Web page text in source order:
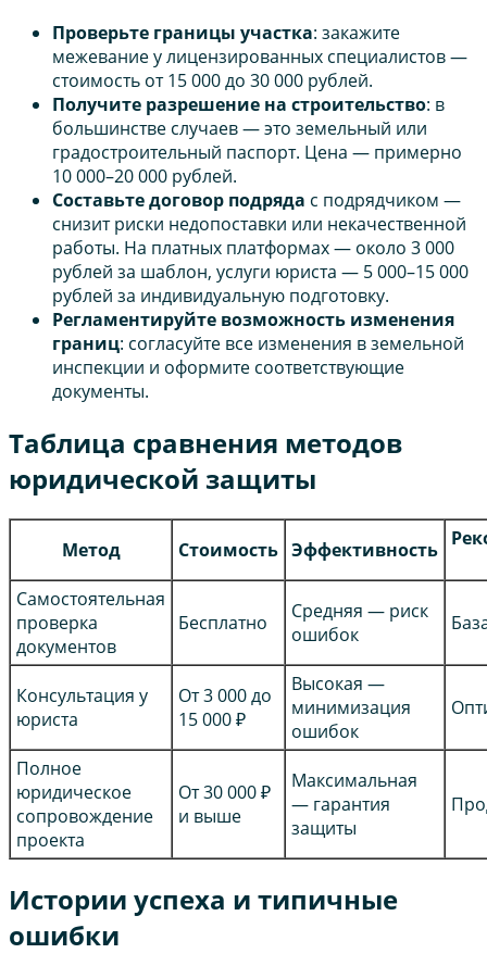
Проверьте границы участка: закажите
межевание у лицензированных специалистов —
стоимость от 15 000 до 30 000 рублей.
Получите разрешение на строительство: в
большинстве случаев — это земельный или
градостроительный паспорт. Цена — примерно
10 000–20 000 рублей.
Составьте договор подряда с подрядчиком —
снизит риски недопоставки или некачественной
работы. На платных платформах — около 3 000
рублей за шаблон, услуги юриста — 5 000–15 000
рублей за индивидуальную подготовку.
Регламентируйте возможность изменения
границ: согласуйте все изменения в земельной
инспекции и оформите соответствующие
документы.
Таблица сравнения методов
юридической защиты
Метод Стоимость Эффективность
Самостоятельная
проверка
документов
Бесплатно
Средняя — риск
ошибок
Консультация у
юриста
От 3 000 до
15 000 ₽
Высокая —
минимизация
ошибок
Полное
юридическое
сопровождение
проекта
От 30 000 ₽
и выше
Максимальная
— гарантия
защиты
Истории успеха и типичные
ошибки